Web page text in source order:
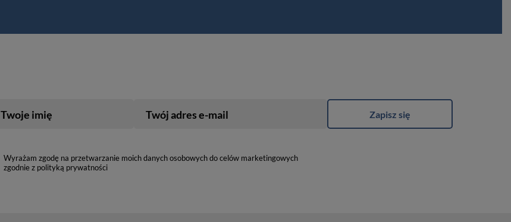
Twoje imię Twój adres e-mail Zapisz się
Wyrażam zgodę na przetwarzanie moich danych osobowych do celów marketingowych
zgodnie z polityką prywatności